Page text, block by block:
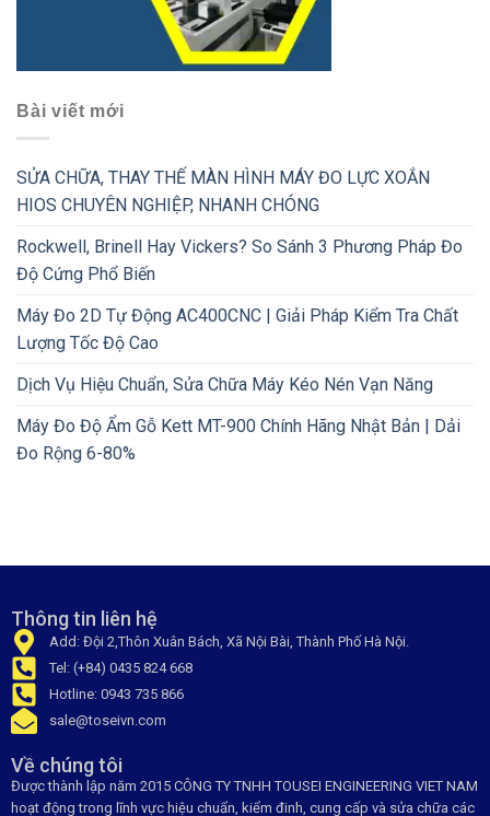
Bài viết mới
SỬA CHỮA, THAY THẾ MÀN HÌNH MÁY ĐO LỰC XOẮN
HIOS CHUYÊN NGHIỆP, NHANH CHÓNG
Rockwell, Brinell Hay Vickers? So Sánh 3 Phương Pháp Đo
Độ Cứng Phổ Biến
Máy Đo 2D Tự Động AC400CNC | Giải Pháp Kiểm Tra Chất
Lượng Tốc Độ Cao
Dịch Vụ Hiệu Chuẩn, Sửa Chữa Máy Kéo Nén Vạn Năng
Máy Đo Độ Ẩm Gỗ Kett MT-900 Chính Hãng Nhật Bản | Dải
Đo Rộng 6-80%
Thông tin liên hệ
Add: Đội 2,Thôn Xuân Bách, Xã Nội Bài, Thành Phố Hà Nội.
Tel: (+84) 0435 824 668
Hotline: 0943 735 866
sale@toseivn.com
Về chúng tôi
Được thành lập năm 2015 CÔNG TY TNHH TOUSEI ENGINEERING VIET NAM
hoạt động trong lĩnh vực hiệu chuẩn, kiểm đinh, cung cấp và sửa chữa các